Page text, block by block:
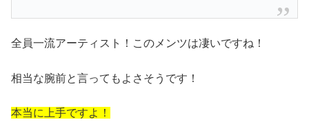
全員一流アーティスト！このメンツは凄いですね！
相当な腕前と言ってもよさそうです！
本当に上手ですよ！